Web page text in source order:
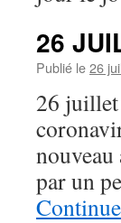
26
Publié le26
26 juillet
nouveau
par un